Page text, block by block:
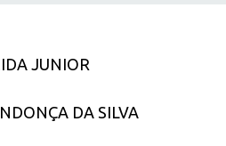
JUNIOR
DA SILVA